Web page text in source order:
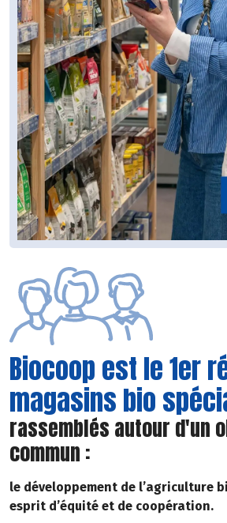
Biocoop est le 1er
magasins bio
rassemblés autour d'un
commun :
le développement de l’agriculture
esprit d’équité et de coopération.